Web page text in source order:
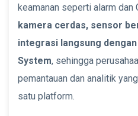
keamanan seperti alarm dan
kamera cerdas, sensor
integrasi langsung
System, sehingga
pemantauan dan analitik
satu platform.